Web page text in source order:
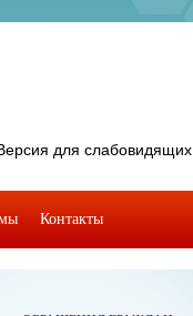
для слабовидящих
Контакты